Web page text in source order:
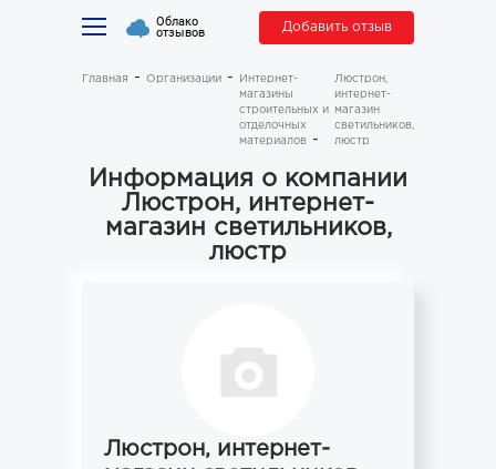
Облако
отзывов Добавить отзыв
Главная Организации
Интернет-
магазины
строительных и
отделочных
материалов
Люстрон,
интернет-
магазин
светильников,
люстр
Информация о компании
Люстрон, интернет-
магазин светильников,
люстр
Люстрон, интернет-